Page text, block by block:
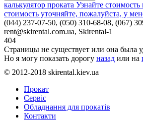
калькулятор проката Узнайте
стоимость уточняйте, пожалуйста, у
(044) 237-07-50, (050) 310-68-08, (067)
rent@skirental.com.ua, Skirental-1
404
Страницы не существует или она была
Но я могу показать дорогу назад или на
© 2012-2018 skirental.kiev.ua
Прокат
Сервіс
Обладнання для прокатів
Контакти